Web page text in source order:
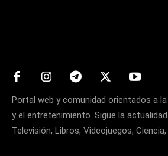
Portal web y comunidad orientados a
y el entretenimiento. Sigue la actualidad
Televisión, Libros, Videojuegos,